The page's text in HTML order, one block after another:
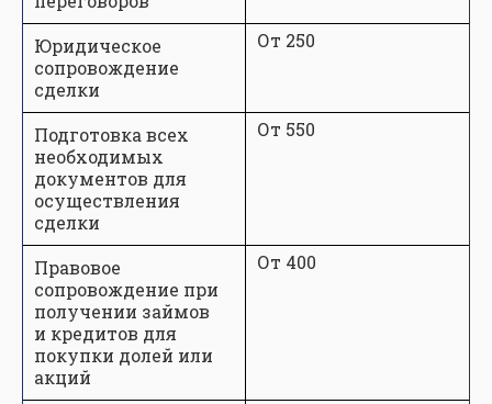
Юридическое
сопровождение
сделки
От 250
Подготовка всех
необходимых
документов для
осуществления
сделки
От 550
Правовое
сопровождение при
получении займов
и кредитов для
покупки долей или
акций
От 400